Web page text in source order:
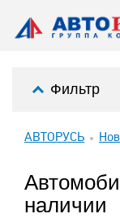
Фильтр
АВТОРУСЬ
наличии